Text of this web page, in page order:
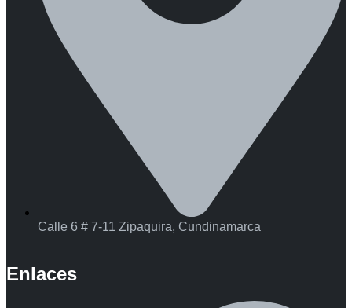
Calle 6 # 7-11 Zipaquira, Cundinamarca
Enlaces